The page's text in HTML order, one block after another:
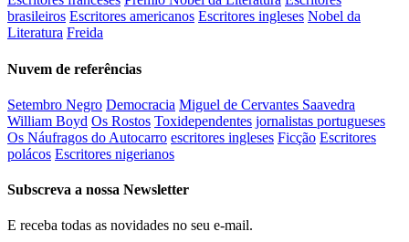
brasileiros Escritores americanos Escritores ingleses Nobel da
Literatura Freida
Nuvem de referências
Setembro Negro Democracia Miguel de Cervantes Saavedra
William Boyd Os Rostos Toxidependentes jornalistas portugueses
Os Náufragos do Autocarro escritores ingleses Ficção Escritores
polácos Escritores nigerianos
Subscreva a nossa Newsletter
E receba todas as novidades no seu e-mail.